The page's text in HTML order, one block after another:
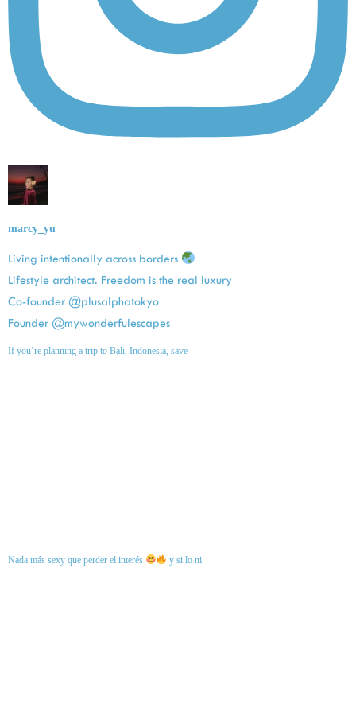
marcy_yu
Living intentionally across borders
Lifestyle architect. Freedom is the real luxury
Co-founder @plusalphatokyo
Founder @mywonderfulescapes
If you’re planning a trip to Bali, Indonesia, save
Nada más sexy que perder el interés y si lo ni